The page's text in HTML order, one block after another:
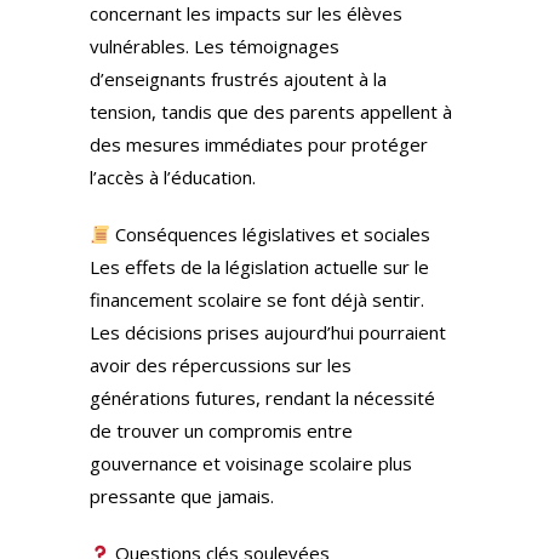
concernant les impacts sur les élèves
vulnérables. Les témoignages
d’enseignants frustrés ajoutent à la
tension, tandis que des parents appellent à
des mesures immédiates pour protéger
l’accès à l’éducation.
Conséquences législatives et sociales
Les effets de la législation actuelle sur le
financement scolaire se font déjà sentir.
Les décisions prises aujourd’hui pourraient
avoir des répercussions sur les
générations futures, rendant la nécessité
de trouver un compromis entre
gouvernance et voisinage scolaire plus
pressante que jamais.
Questions clés soulevées